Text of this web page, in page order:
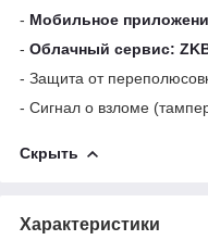
- Мобильное
- Облачный сервис:
- Защита от
- Сигнал о взломе
Скрыть
Характеристики